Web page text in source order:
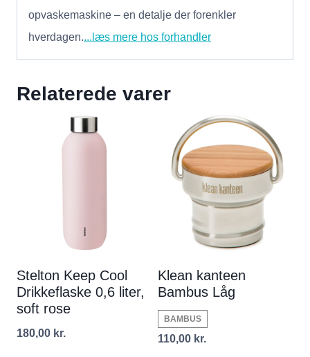
opvaskemaskine – en detalje der forenkler
hverdagen....læs mere hos forhandler
Relaterede varer
Stelton Keep Cool
Drikkeflaske 0,6 liter,
soft rose
180,00 kr.
Klean kanteen
Bambus Låg
BAMBUS
110,00 kr.